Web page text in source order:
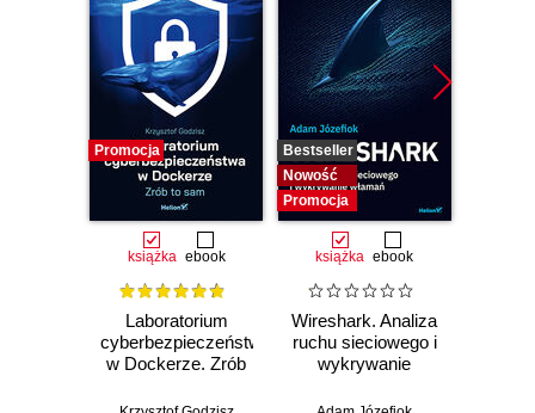
Promocja
książka ebook
Laboratorium
cyberbezpieczeństwa
w Dockerze. Zrób
Bestseller
Nowość
Promocja
książka ebook
Wireshark. Analiza
ruchu sieciowego i
wykrywanie